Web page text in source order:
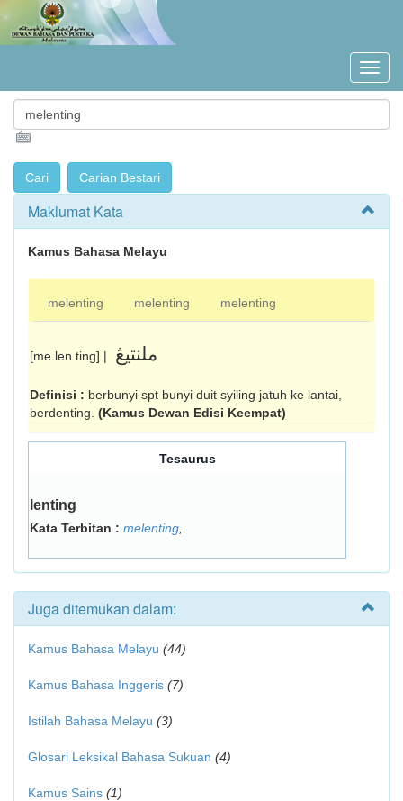
Maklumat Kata
Kamus Bahasa Melayu
melenting melenting melenting
[me.len.ting] | ملنتيڠ
Definisi : berbunyi spt bunyi duit syiling jatuh ke lantai,
berdenting. (Kamus Dewan Edisi Keempat)
Tesaurus
lenting
Kata Terbitan : melenting
Juga ditemukan dalam:
Kamus Bahasa Melayu (44)
Kamus Bahasa Inggeris (7)
Istilah Bahasa Melayu (3)
Glosari Leksikal Bahasa Sukuan (4)
Kamus Sains (1)